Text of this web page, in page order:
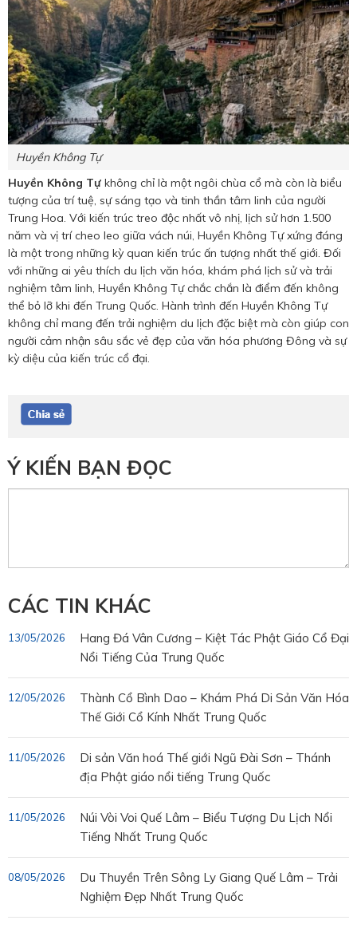
Huyền Không Tự
Huyền Không Tự không chỉ là một ngôi chùa cổ mà còn là biểu
tượng của trí tuệ, sự sáng tạo và tinh thần tâm linh của người
Trung Hoa. Với kiến trúc treo độc nhất vô nhị, lịch sử hơn 1.500
năm và vị trí cheo leo giữa vách núi, Huyền Không Tự xứng đáng
là một trong những kỳ quan kiến trúc ấn tượng nhất thế giới. Đối
với những ai yêu thích du lịch văn hóa, khám phá lịch sử và trải
nghiệm tâm linh, Huyền Không Tự chắc chắn là điểm đến không
thể bỏ lỡ khi đến Trung Quốc. Hành trình đến Huyền Không Tự
không chỉ mang đến trải nghiệm du lịch đặc biệt mà còn giúp con
người cảm nhận sâu sắc vẻ đẹp của văn hóa phương Đông và sự
kỳ diệu của kiến trúc cổ đại.
Ý KIẾN BẠN ĐỌC
CÁC TIN KHÁC
Hang Đá Vân Cương – Kiệt Tác Phật Giáo Cổ Đại
Nổi Tiếng Của Trung Quốc
13/05/2026
Thành Cổ Bình Dao – Khám Phá Di Sản Văn Hóa
Thế Giới Cổ Kính Nhất Trung Quốc
12/05/2026
Di sản Văn hoá Thế giới Ngũ Đài Sơn – Thánh
địa Phật giáo nổi tiếng Trung Quốc
11/05/2026
Núi Vòi Voi Quế Lâm – Biểu Tượng Du Lịch Nổi
Tiếng Nhất Trung Quốc
11/05/2026
Du Thuyền Trên Sông Ly Giang Quế Lâm – Trải
Nghiệm Đẹp Nhất Trung Quốc
08/05/2026